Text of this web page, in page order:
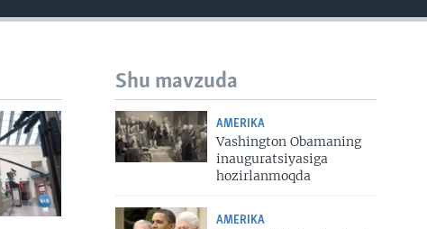
Shu mavzuda
AMERIKA
Vashington Obamaning
inauguratsiyasiga
hozirlanmoqda
AMERIKA